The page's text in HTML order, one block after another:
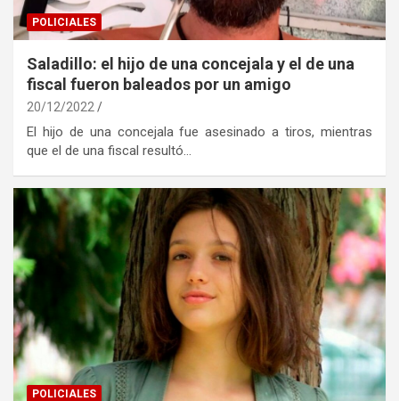
POLICIALES
Saladillo: el hijo de una concejala y el de una
fiscal fueron baleados por un amigo
20/12/2022
El hijo de una concejala fue asesinado a tiros, mientras
que el de una fiscal resultó…
POLICIALES